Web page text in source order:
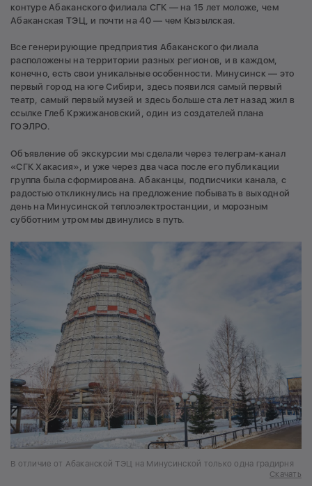
контуре Абаканского филиала СГК — на 15 лет моложе, чем
Абаканская ТЭЦ, и почти на 40 — чем Кызылская.
Все генерирующие предприятия Абаканского филиала
расположены на территории разных регионов, и в каждом,
конечно, есть свои уникальные особенности. Минусинск — это
первый город на юге Сибири, здесь появился самый первый
театр, самый первый музей и здесь больше ста лет назад жил в
ссылке Глеб Кржижановский, один из создателей плана
ГОЭЛРО.
Объявление об экскурсии мы сделали через телеграм-канал
«СГК Хакасия», и уже через два часа после его публикации
группа была сформирована. Абаканцы, подписчики канала, с
радостью откликнулись на предложение побывать в выходной
день на Минусинской теплоэлектростанции, и морозным
субботним утром мы двинулись в путь.
В отличие от Абаканской ТЭЦ на Минусинской только одна градирня
Скачать